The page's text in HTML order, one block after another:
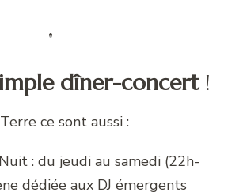
dîner-concert!
ce sont aussi :
: du jeudi au samedi (22h-
dédiée aux DJ émergents